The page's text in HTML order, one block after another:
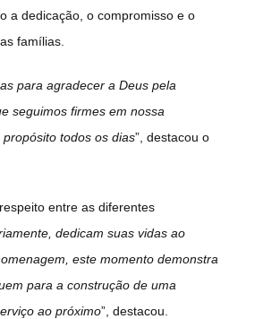
a dedicação, o compromisso e o
famílias.
para agradecer a Deus pela
seguimos firmes em nossa
todos os dias”, destacou o
entre as diferentes
dedicam suas vidas ao
este momento demonstra
para a construção de uma
ao próximo”, destacou.